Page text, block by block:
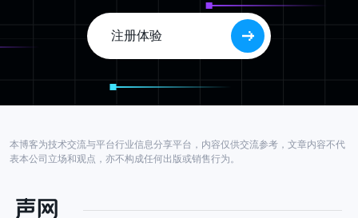
注册体验
本博客为技术交流与平台行业信息分享平台，内容仅供交流参考，文章内容不代
表本公司立场和观点，亦不构成任何出版或销售行为。